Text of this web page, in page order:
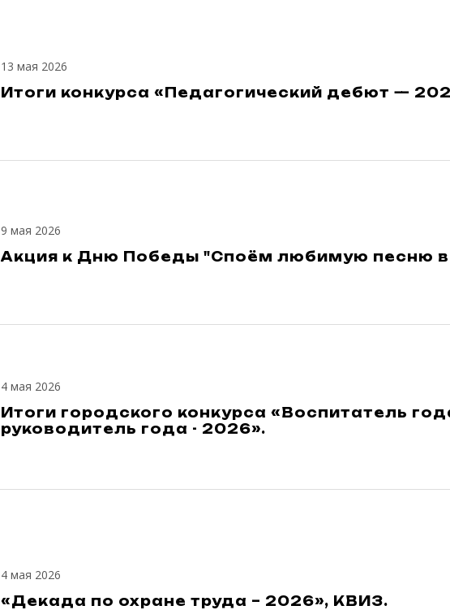
13 мая 2026
Итоги конкурса «Педагогический дебют —
9 мая 2026
Акция к Дню Победы "Споём любимую песню
4 мая 2026
Итоги городского конкурса «Воспитатель
руководитель года - 2026».
4 мая 2026
«Декада по охране труда – 2026», КВИЗ.